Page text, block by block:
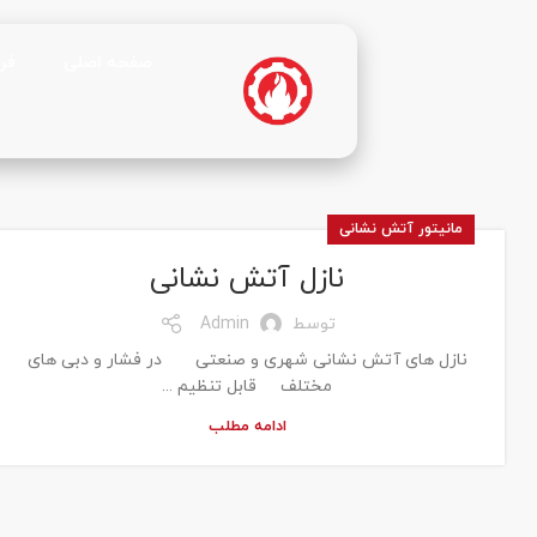
مانیتور آتش نشانی
نازل آتش نشانی
توسط
Admin
نازل های آتش نشانی شهری و صنعتی در فشار و دبی های
مختلف قابل تنظیم ...
ادامه مطلب